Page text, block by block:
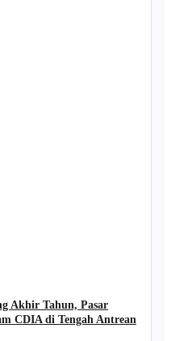
Akhir Tahun, Pasar
CDIA di Tengah Antrean